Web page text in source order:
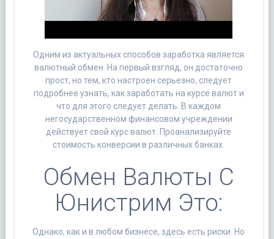
Одним из актуальных способов заработка является
валютный обмен. На первый взгляд, он достаточно
прост, но тем, кто настроен серьезно, следует
подробнее узнать, как заработать на курсе валют и
что для этого следует делать. В каждом
негосударственном финансовом учреждении
действует свой курс валют. Проанализируйте
стоимость конверсии в различных банках.
Обмен Валюты С
Юнистрим Это:
Однако, как и в любом бизнесе, здесь есть риски. Но